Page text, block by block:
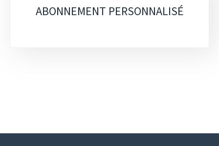
rubriquesABONNEMENT PERSONNALISÉ